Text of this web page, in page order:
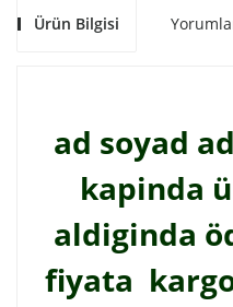
Ürün Bilgisi
ad soyad
kapinda
aldiginda
fiyata